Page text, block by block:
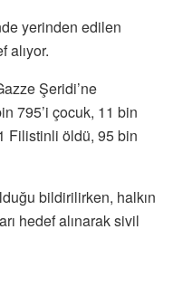
yerinden edilen
alıyor.
Şeridi’ne
795’i çocuk, 11 bin
Filistinli öldü, 95 bin
bildirilirken, halkın
hedef alınarak sivil